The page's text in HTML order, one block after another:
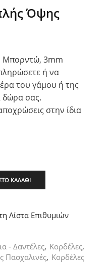
Όψης
Μπορντώ, 3mm
ή να
του γάμου ή της
δώρα σας.
στην ίδια
ΚΑΛΆΘΙ
Λίστα Επιθυμιών
- Δαντέλες, Κορδέλες,
Πασχαλινές, Κορδέλες